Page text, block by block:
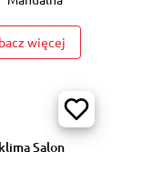
PL VAT23%
więcej
Salon